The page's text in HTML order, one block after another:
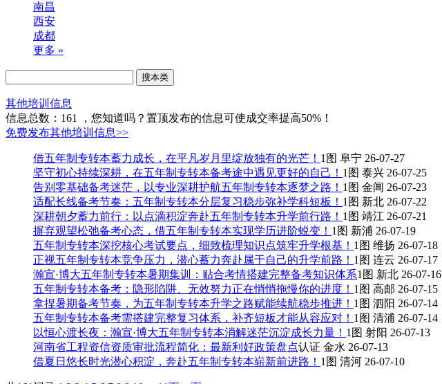
南昌
西安
成都
更多 »
其他培训信息
信息总数： 161
，您知道吗？置顶发布的信息可使成交率提高50%！
免费发布其他培训信息>>
借五年制专转本蓄力成长，在平凡岁月里绽放独有的光芒！ 1图 阜宁 26-07-27
坚守初心持续深耕，在五年制专转本备考途中遇见更好的自己！ 1图 泰兴 26-07-25
告别零基础备考迷茫，以专业深耕护航五年制专转本逐梦之路！ 1图 金阊 26-07-23
适配长线备考节奏：五年制专转本分层复习稳步弥补学科短板！ 1图 新北 26-07-22
深耕朝夕蓄力前行：以点滴积淀奔赴五年制专转本升学前行路！ 1图 靖江 26-07-21
摒弃观望松弛备考心态，借五年制专转本实现学历进阶蜕变！ 1图 新浦 26-07-19
五年制专转本深挖核心考试要点，细致梳理知识点筑牢升学根基！ 1图 维扬 26-07-18
正视五年制专转本竞争压力，潜心蓄力奔赴属于自己的升学前路！ 1图 连云 26-07-17
瀚宣·博大五年制专转本暑期集训：贴合考情搭建完整备考知识体系1图 新北 26-07-16
五年制专转本备考：隐形陷阱、无效努力正在悄悄拖慢你的进度！ 1图 高邮 26-07-15
拿捏暑期备考节奏，为五年制专转本升学之路赋能续航稳步推进！ 1图 泗阳 26-07-14
五年制专转本备考需搭建完整复习体系，补齐短板才能从容应对！ 1图 清浦 26-07-14
以恒心渡长夜：瀚宣·博大五年制专转本消解迷茫沉淀成长力量！ 1图 射阳 26-07-13
河南省工程资信资质审批流程简化：最新利好政策盘点认证 金水 26-07-13
借夏日悠长时光潜心积淀，奔赴五年制专转本崭新前进路！ 1图 清河 26-07-10